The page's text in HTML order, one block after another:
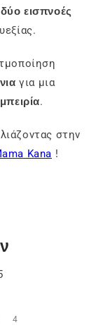
εισπνοές
για μια
.
στην
Kana !
4